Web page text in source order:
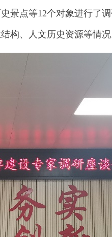
景点等12个对象进行了
构、人文历史资源等情